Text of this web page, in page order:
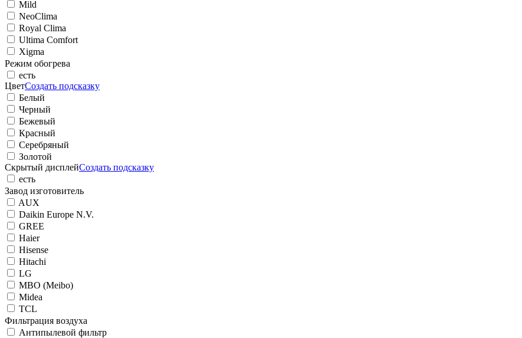
Mild
NeoClima
Royal Clima
Ultima Comfort
Xigma
Режим обогрева
есть
ЦветСоздать подсказку
Белый
Черный
Бежевый
Красный
Серебряный
Золотой
Скрытый дисплейСоздать подсказку
есть
Завод изготовитель
AUX
Daikin Europe N.V.
GREE
Haier
Hisense
Hitachi
LG
MBO (Meibo)
Midea
TCL
Фильтрация воздуха
Антипылевой фильтр